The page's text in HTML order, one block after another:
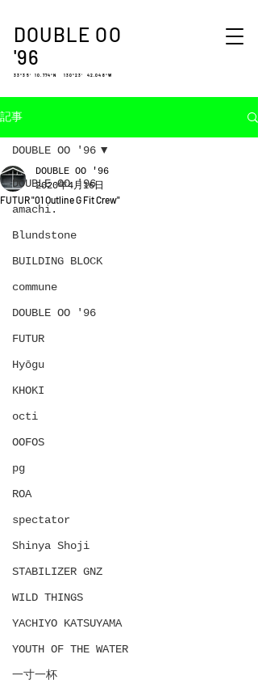
DOUBLE OO
'96
33°35′ 10.774″N 130°23′ 42.048″W
記事
DOUBLE OO '96
amachi.
Blundstone
BUILDING BLOCK
commune
DOUBLE OO '96
FUTUR
Hyōgu
KHOKI
octi
OOFOS
pg
ROA
spectator
Shinya Shoji
STABILIZER GNZ
WILD THINGS
YACHIYO KATSUYAMA
YOUTH OF THE WATER
一寸一杯
DOUBLE OO '96
FUTUR "01 Outline G Fit Crew"
DOUBLE OO '96
2020年4月16日